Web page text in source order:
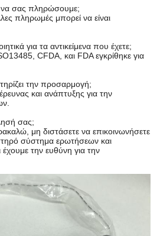
σας πληρώσουμε;
πληρωμές μπορεί να είναι
για τα αντικείμενα που έχετε;
CFDA, και FDA εγκρίθηκε για
την προσαρμογή;
και ανάπτυξης για την
σας;
μη διστάσετε να επικοινωνήσετε
σύστημα ερωτήσεων και
την ευθύνη για την